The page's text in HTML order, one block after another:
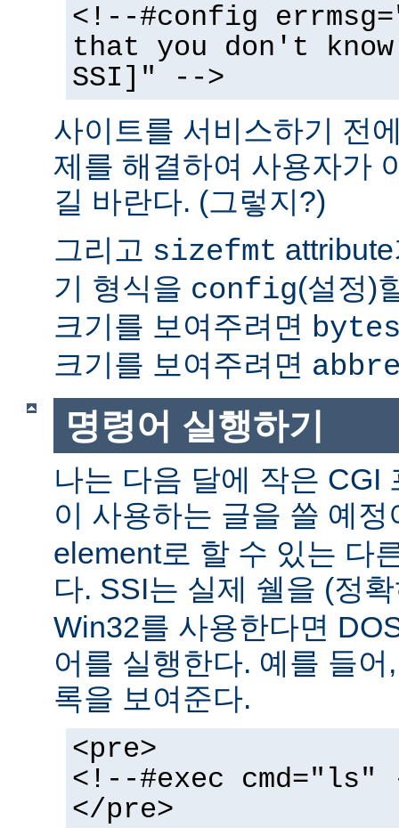
<!--#config
that you don't
SSI]" -->
사이트를 서비스하기 전
제를 해결하여 사용자가
길 바란다. (그렇지?)
그리고 sizefmt
기 형식을 config(설정)
크기를 보여주려면
크기를 보여주려면
명령어 실행하기
나는 다음 달에 작은 CGI
이 사용하는 글을 쓸 예
element로 할 수 있는 다
다. SSI는 실제 쉘을 (정
Win32를 사용한다면
어를 실행한다. 예를 들
록을 보여준다.
<pre>
<!--#exec cmd="ls"
</pre>